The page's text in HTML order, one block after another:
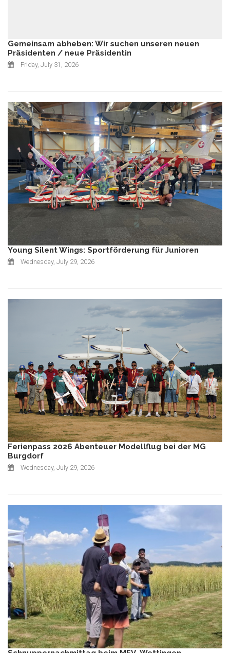
Gemeinsam abheben: Wir suchen unseren neuen
Präsidenten / neue Präsidentin
Friday, July 31, 2026
Young Silent Wings: Sportförderung für Junioren
Wednesday, July 29, 2026
Ferienpass 2026 Abenteuer Modellflug bei der MG
Burgdorf
Wednesday, July 29, 2026